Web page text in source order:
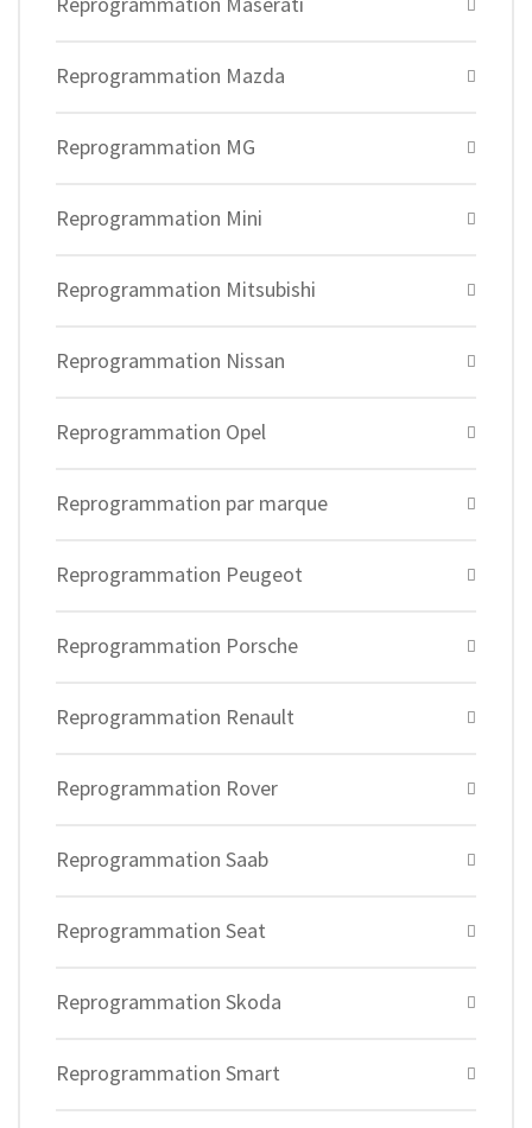
Reprogrammation Mazda
Reprogrammation MG
Reprogrammation Mini
Reprogrammation Mitsubishi
Reprogrammation Nissan
Reprogrammation Opel
Reprogrammation par marque
Reprogrammation Peugeot
Reprogrammation Porsche
Reprogrammation Renault
Reprogrammation Rover
Reprogrammation Saab
Reprogrammation Seat
Reprogrammation Skoda
Reprogrammation Smart